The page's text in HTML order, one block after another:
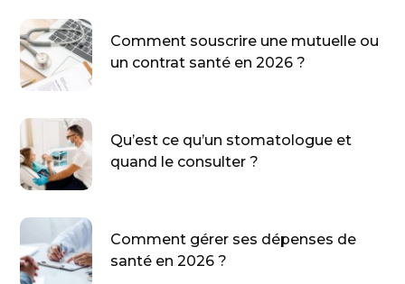
Comment souscrire une mutuelle ou
un contrat santé en 2026 ?
Qu’est ce qu’un stomatologue et
quand le consulter ?
Comment gérer ses dépenses de
santé en 2026 ?